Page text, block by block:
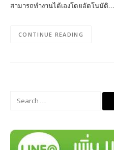
สามารถทำงานได้เองโดยอัตโนมัติ…
CONTINUE READING
Search